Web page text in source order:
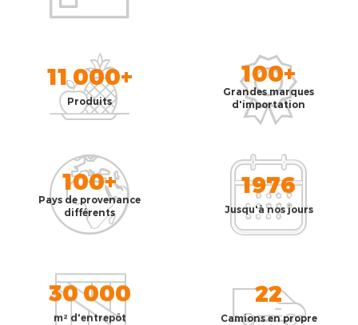
11 000+
Produits
100+
Grandes marques
d'importation
100+
Pays de provenance
différents
1976
Jusqu'à nos jours
30 000
m² d'entrepôt
22
Camions en propre